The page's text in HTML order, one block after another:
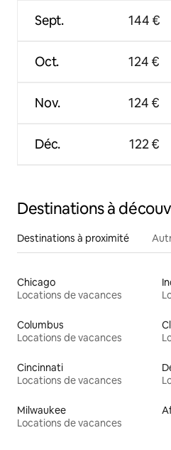
Sept.
Oct.
Nov.
Déc.
144 €
124 €
124 €
122 €
Destinations à
Destinations à proximité
Chicago
Locations de vacances
Columbus
Locations de vacances
Cincinnati
Locations de vacances
Milwaukee
Locations de vacances